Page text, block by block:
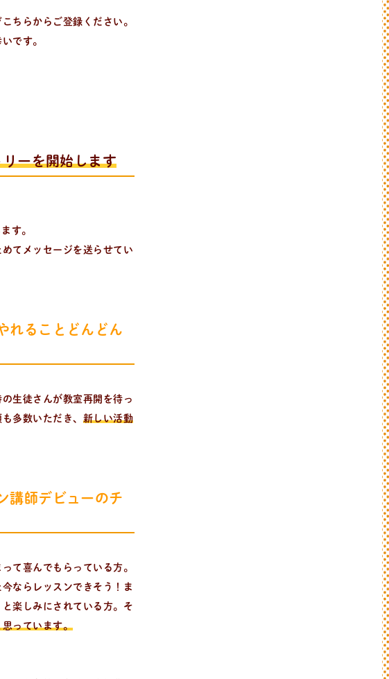
ちらからご登録ください。
です。
ーを開始します
す。
てメッセージを送らせてい
れることどんどん
生徒さんが教室再開を待っ
多数いただき、 新しい活動
講師デビューのチ
て喜んでもらっている方。
ならレッスンできそう！ま
楽しみにされている方。そ
っています。